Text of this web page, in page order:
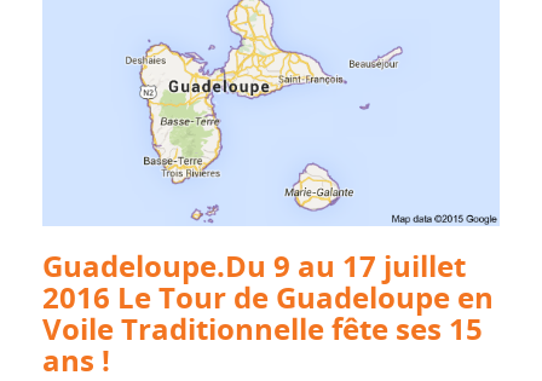
Guadeloupe.Du 9 au 17 juillet
2016 Le Tour de Guadeloupe en
Voile Traditionnelle fête ses 15
ans !